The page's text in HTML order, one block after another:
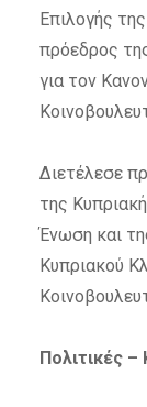
Επιλογής
πρόεδρος
για τον
Διετέλεσε
της
Ένωση και
Κυπριακού
Πολιτικές